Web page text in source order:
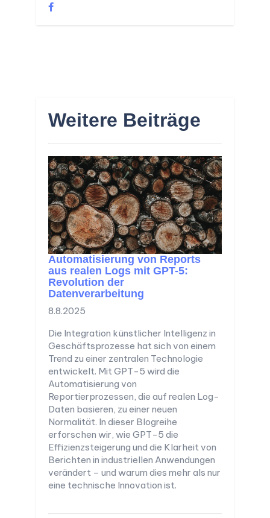
Weitere Beiträge
Automatisierung von Reports
aus realen Logs mit GPT-5:
Revolution der
Datenverarbeitung
8.8.2025
Die Integration künstlicher Intelligenz in
Geschäftsprozesse hat sich von einem
Trend zu einer zentralen Technologie
entwickelt. Mit GPT-5 wird die
Automatisierung von
Reportierprozessen, die auf realen Log-
Daten basieren, zu einer neuen
Normalität. In dieser Blogreihe
erforschen wir, wie GPT-5 die
Effizienzsteigerung und die Klarheit von
Berichten in industriellen Anwendungen
verändert – und warum dies mehr als nur
eine technische Innovation ist.